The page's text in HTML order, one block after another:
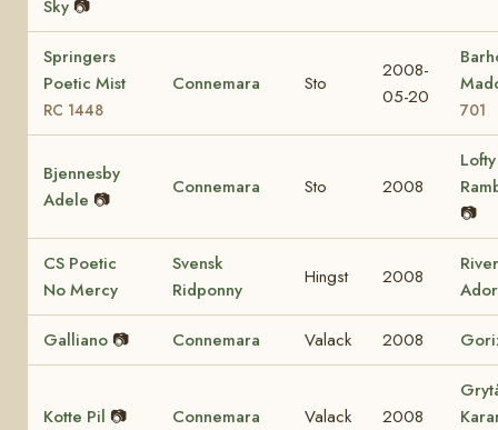
Sky 📷
Springers
Poetic Mist
RC 1448
Connemara Sto
2008-
05-20
701
Bjennesby
Adele 📷
Connemara Sto 2008
📷
CS Poetic
No Mercy
Svensk
Ridponny
Hingst 2008
Galliano 📷 Connemara Valack 2008
Kotte Pil 📷 Connemara Valack 2008